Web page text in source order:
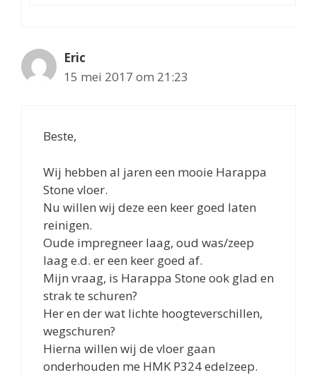
Eric
15 mei 2017 om 21:23
Beste,
Wij hebben al jaren een mooie Harappa
Stone vloer.
Nu willen wij deze een keer goed laten
reinigen.
Oude impregneer laag, oud was/zeep
laag e.d. er een keer goed af.
Mijn vraag, is Harappa Stone ook glad en
strak te schuren?
Her en der wat lichte hoogteverschillen,
wegschuren?
Hierna willen wij de vloer gaan
onderhouden me HMK P324 edelzeep.